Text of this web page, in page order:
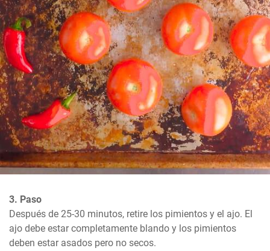
3. Paso
Después de 25-30 minutos, retire los pimientos y el ajo. El
ajo debe estar completamente blando y los pimientos
deben estar asados pero no secos.